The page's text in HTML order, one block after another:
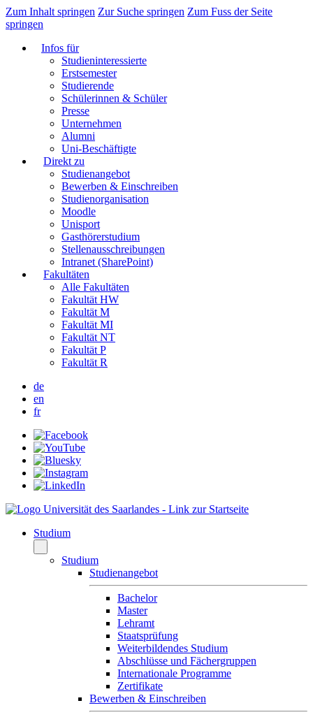
Zum Inhalt springen Zur Suche springen Zum Fuss der Seite
springen
Infos für
Studieninteressierte
Erstsemester
Studierende
Schülerinnen & Schüler
Presse
Unternehmen
Alumni
Uni-Beschäftigte
Direkt zu
Studienangebot
Bewerben & Einschreiben
Studienorganisation
Moodle
Unisport
Gasthörerstudium
Stellenausschreibungen
Intranet (SharePoint)
Fakultäten
Alle Fakultäten
Fakultät HW
Fakultät M
Fakultät MI
Fakultät NT
Fakultät P
Fakultät R
de
en
fr
Studium
Studium
Studienangebot
Bachelor
Master
Lehramt
Staatsprüfung
Weiterbildendes Studium
Abschlüsse und Fächergruppen
Internationale Programme
Zertifikate
Bewerben & Einschreiben